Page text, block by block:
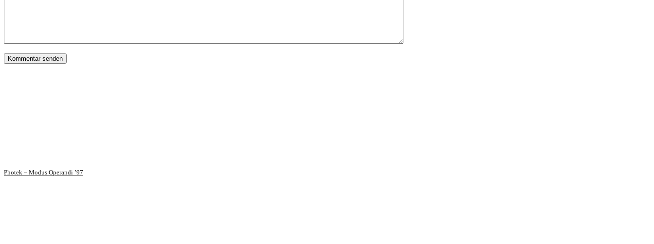
Photek – Modus Operandi ’97